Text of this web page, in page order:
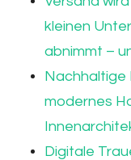
kleinen
abnimmt –
Nachhaltige
modernes
Digitale